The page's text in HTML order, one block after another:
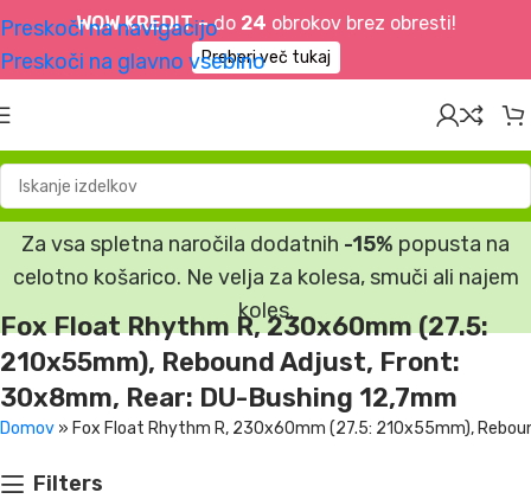
WOW KREDIT –do 24 obrokov brez obresti!
Preberi več tukaj
Preskoči na navigacijo
Preskoči na glavno vsebino
Za vsa spletna naročila dodatnih -15% popusta na
celotno košarico. Ne velja za kolesa, smuči ali najem
koles.
Fox Float Rhythm R, 230x60mm (27.5:
210x55mm), Rebound Adjust, Front:
30x8mm, Rear: DU-Bushing 12,7mm
Domov » Fox Float Rhythm R, 230x60mm (27.5: 210x55mm),
Filters